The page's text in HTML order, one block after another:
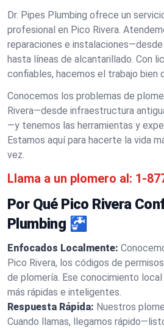
Dr. Pipes Plumbing ofrece un
profesional en Pico Rivera.
reparaciones e
hasta líneas de alcantarillado. Con
confiables, hacemos el trabajo bien
Conocemos los problemas de
Rivera—desde infraestructura
—y tenemos las herramientas y
Estamos aquí para hacerte la vida
vez.
Llama a un plomero al: 1-
Por Qué Pico Rivera
Plumbing 🚰
Enfocados Localmente:
Pico Rivera, los códigos de
de plomería. Ese conocimiento
más rápidas e inteligentes.
Respuesta Rápida: Nuestros
Cuando llamas, llegamos